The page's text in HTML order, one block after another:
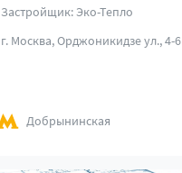
Застройщик: Эко-Тепло
г. Москва, Орджоникидзе ул., 4-6
Добрынинская